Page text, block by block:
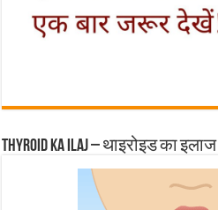
Thyroid ka ilaj – थाइरोइड का इलाज